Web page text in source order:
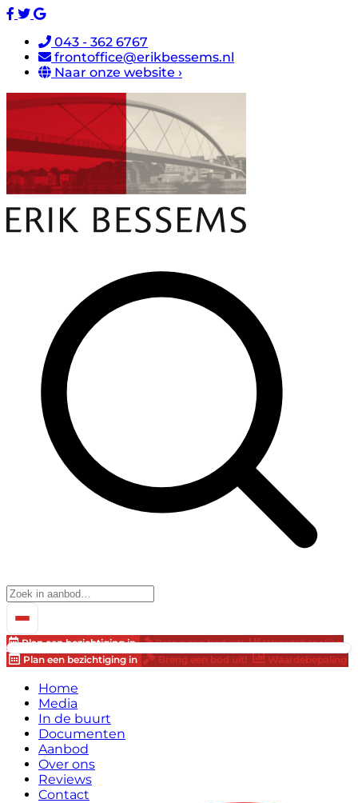
043 - 362 6767
frontoffice@erikbessems.nl
Naar onze website ›
Plan een bezichtiging in Breng een bod uit!
Waardebepaling
Plan een bezichtiging in
Breng een bod uit! Waardebepaling
Home
Media
In de buurt
Documenten
Aanbod
Over ons
Reviews
Contact